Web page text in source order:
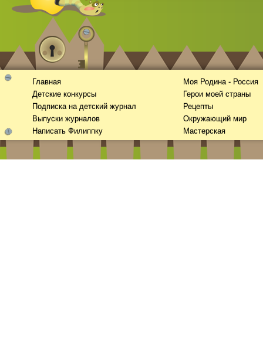
Главная
Детские конкурсы
Подписка на детский журнал
Выпуски журналов
Написать Филиппку
Моя Родина - Россия
Герои моей страны
Рецепты
Окружающий мир
Мастерская